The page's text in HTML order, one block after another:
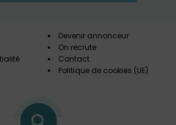
Devenir annonceur
On recrute
Contact
Politique de cookies (UE)